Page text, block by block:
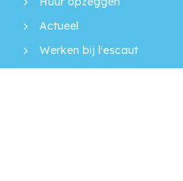
Actueel
Werken bij l'escaut